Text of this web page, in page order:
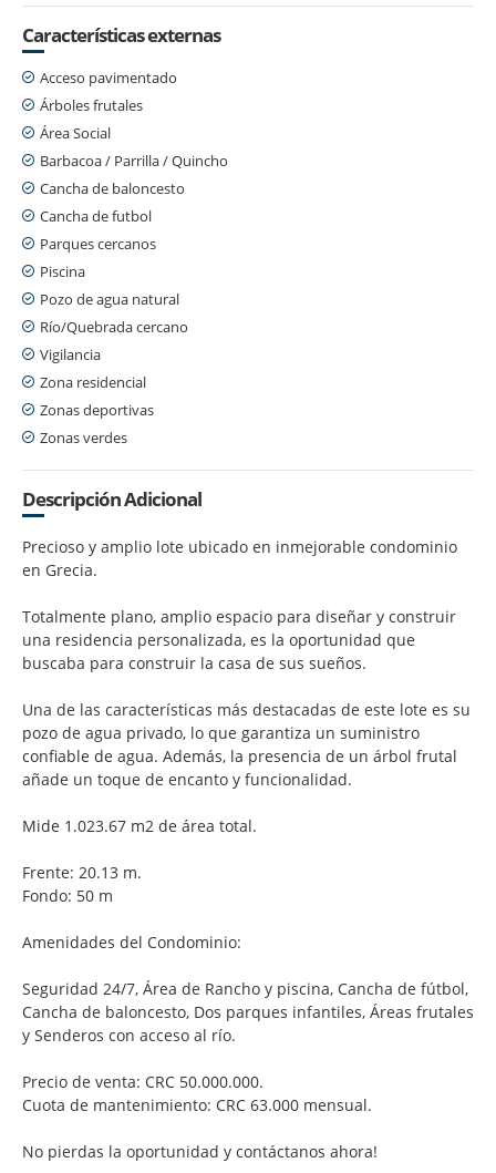
Características externas
Acceso pavimentado
Árboles frutales
Área Social
Barbacoa / Parrilla / Quincho
Cancha de baloncesto
Cancha de futbol
Parques cercanos
Piscina
Pozo de agua natural
Río/Quebrada cercano
Vigilancia
Zona residencial
Zonas deportivas
Zonas verdes
Descripción Adicional
Precioso y amplio lote ubicado en inmejorable condominio
en Grecia.
Totalmente plano, amplio espacio para diseñar y construir
una residencia personalizada, es la oportunidad que
buscaba para construir la casa de sus sueños.
Una de las características más destacadas de este lote es su
pozo de agua privado, lo que garantiza un suministro
confiable de agua. Además, la presencia de un árbol frutal
añade un toque de encanto y funcionalidad.
Mide 1.023.67 m2 de área total.
Frente: 20.13 m.
Fondo: 50 m
Amenidades del Condominio:
Seguridad 24/7, Área de Rancho y piscina, Cancha de fútbol,
Cancha de baloncesto, Dos parques infantiles, Áreas frutales
y Senderos con acceso al río.
Precio de venta: CRC 50.000.000.
Cuota de mantenimiento: CRC 63.000 mensual.
No pierdas la oportunidad y contáctanos ahora!